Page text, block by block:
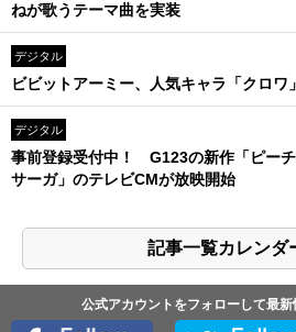
ねが歌うテーマ曲を実装
デジタル
ビビットアーミー、人気キャラ「クロワ
デジタル
事前登録受付中！ G123の新作「ピー
サーガ」のテレビCMが放映開始
記事一覧カレンダ
公式アカウントをフォローして最